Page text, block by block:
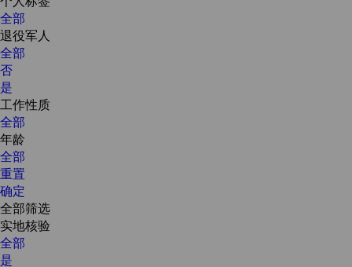
全部
退役军人
全部
否
是
工作性质
全部
年龄
全部
重置
确定
全部筛选
实地核验
全部
是